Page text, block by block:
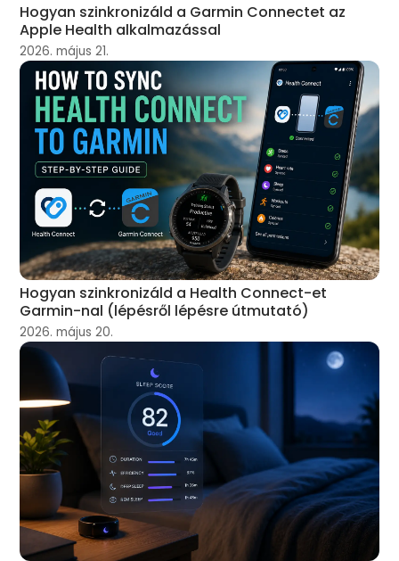
Hogyan szinkronizáld a Garmin Connectet az
Apple Health alkalmazással
2026. május 21.
Hogyan szinkronizáld a Health Connect-et
Garmin-nal (lépésről lépésre útmutató)
2026. május 20.